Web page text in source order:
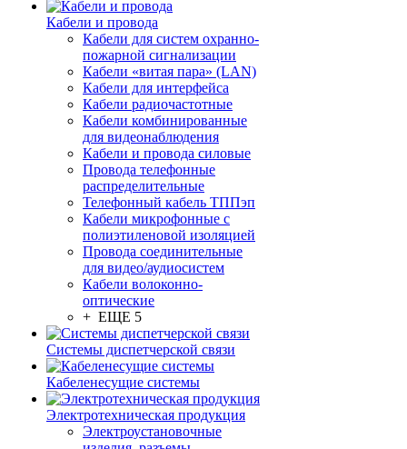
Кабели и провода
Кабели для систем охранно-
пожарной сигнализации
Кабели «витая пара» (LAN)
Кабели для интерфейса
Кабели радиочастотные
Кабели комбинированные
для видеонаблюдения
Кабели и провода силовые
Провода телефонные
распределительные
Телефонный кабель ТППэп
Кабели микрофонные с
полиэтиленовой изоляцией
Провода соединительные
для видео/аудиосистем
Кабели волоконно-
оптические
+ ЕЩЕ 5
Системы диспетчерской связи
Кабеленесущие системы
Электротехническая продукция
Электроустановочные